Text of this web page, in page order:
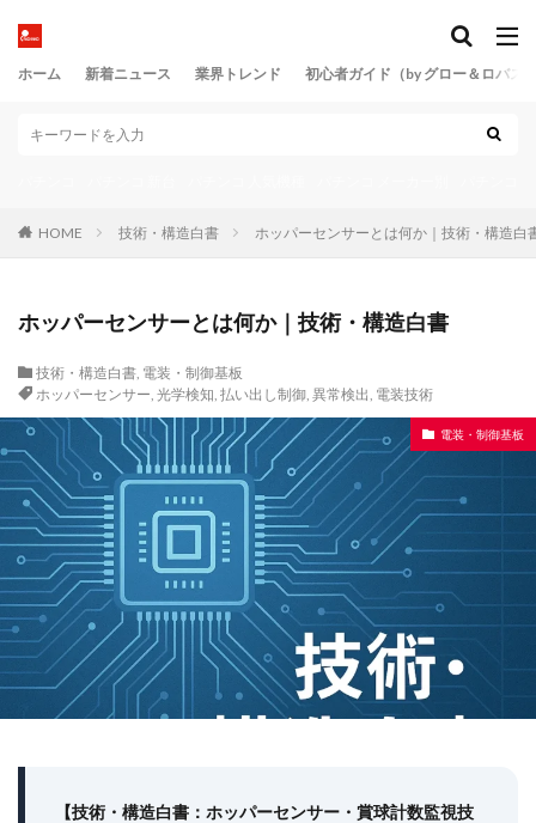
ホーム 新着ニュース 業界トレンド 初心者ガイド（by グロー＆ロバス
HOME 技術・構造白書 ホッパーセンサーとは何か｜技術・構造白
ホッパーセンサーとは何か｜技術・構造白書
技術・構造白書, 電装・制御基板
ホッパーセンサー, 光学検知, 払い出し制御, 異常検出, 電装技術
電装・制御基板
【技術・構造白書：ホッパーセンサー・賞球計数監視技